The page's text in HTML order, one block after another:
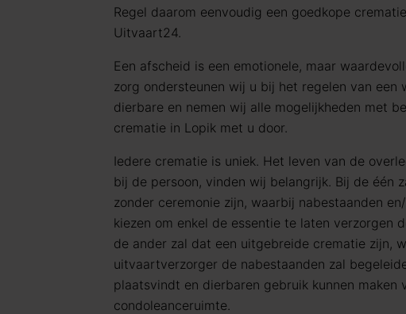
Regel daarom eenvoudig een goedkope
Uitvaart24.
Een afscheid is een emotionele, maar
zorg ondersteunen wij u bij het regelen van een
dierbare en nemen wij alle mogelijkheden met
crematie in Lopik met u door.
Iedere crematie is uniek. Het leven van de
bij de persoon, vinden wij belangrijk. Bij de één
zonder ceremonie zijn, waarbij nabestaanden
kiezen om enkel de essentie te laten verzorgen
de ander zal dat een uitgebreide crematie zijn,
uitvaartverzorger de nabestaanden zal
plaatsvindt en dierbaren gebruik kunnen maken
condoleanceruimte.